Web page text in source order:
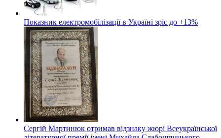
Показник електромобілізації в Україні зріс до +13%
Сергій Мартинюк отримав відзнаку жюрі Всеукраїнської